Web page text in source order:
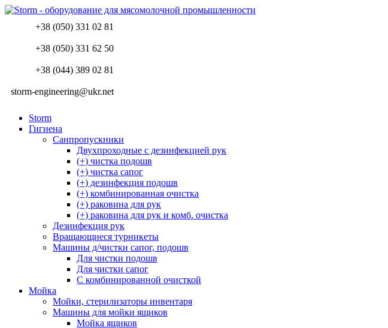
+38 (050) 331 02 81
+38 (050) 331 62 50
+38 (044) 389 02 81
storm-engineering@ukr.net
Storm
Гигиена
Санпропускники
Двухпроходные с дезинфекцией рук
(+) чистка подошв
(+) чистка сапог
(+) дезинфекция подошв
(+) комбинированная очистка
(+) раковина для рук
(+) раковина для рук и комб. очистка
Дезинфекция рук
Вращающиеся турникеты
Машины д/чистки сапог, подошв
Для чистки подошв
Для чистки сапог
С комбинированной очисткой
Мойка
Мойки, стерилизаторы инвентаря
Машины для мойки ящиков
Мойка ящиков